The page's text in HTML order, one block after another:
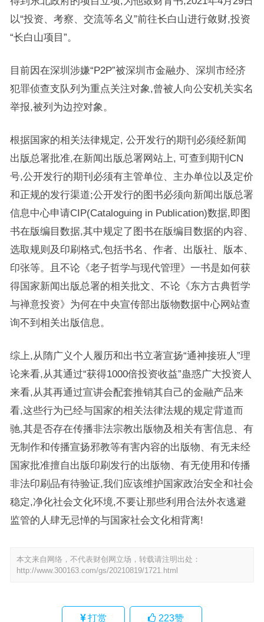
以“投资、考察、交流等名义”前往长白山进行敛财,投资
“长白山项目”。
目前因在深圳涉嫌“P2P”被深圳市金融办、深圳市经济
犯罪侦查支队列为重点关注对象,曾被人向公安机关实名
举报,被列为边控对象。
根据国家的相关法律规定, 公开发行的期刊必须经新闻
出版总署批准,在新闻出版总署网站上, 可查到期刊CN
号,公开发行的期刊必须有主管单位、主办单位以及定价
和正规的发行渠道;公开发行的图书必须向新闻出版总署
信息中心申请CIP(Cataloguing in Publication)数据,即图
书在版编目数据,其中规定了图书在版编目数据的内容、
选取规则及印刷格式,包括书名、作者、出版社、版本、
印张等。且不论《老子哲学与现代管理》一书是如何获
得国家新闻出版总署的相关批文、不论《东方古典哲学
与禅意投资》为何在中央宣传部出版物数据中心网站查
询不到相关出版信息。
综上,从隋广义个人履历和出书立著宣扬“通神接班人”理
论来看,从其通过“获得1000倍投资收益”蛊惑广大投资人
来看,从其再通过宣讲会配套推销其自己的金融产品来
看,这些行为已经与国家的相关法律法规的规定背道而
驰,其是否存在传播非法宗教出版物及相关有害信息、有
无制作和传播宣扬邪教等有害内容的出版物、有无未经
国家批准擅自出版印刷发行的出版物、有无使用和传播
非法印刷品有待验证,我们应该维护国家政治安全和社会
稳定,净化社会文化环境,不要让那些利用合法外衣逃避
监管的人肆无忌惮的与国家社会文化相背离!
本文来自网络，不代表财创网立场，转载请注明出处：
http://www.300163.com/gs/20210819/1721.html
打赏 223赞